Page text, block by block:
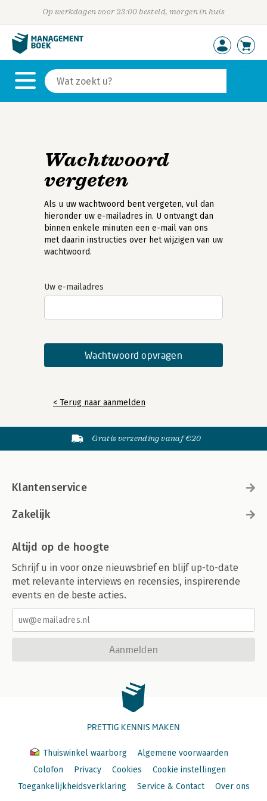
Op werkdagen voor 23:00 besteld, morgen in huis
Wachtwoord
vergeten
Als u uw wachtwoord bent vergeten, vul dan
hieronder uw e-mailadres in. U ontvangt dan
binnen enkele minuten een e-mail van ons
met daarin instructies over het wijzigen van uw
wachtwoord.
Uw e-mailadres
< Terug naar aanmelden
Gratis verzending vanaf €20
Klantenservice
Zakelijk
Altijd op de hoogte
Schrijf u in voor onze nieuwsbrief en blijf up-to-date
met relevante interviews en recensies, inspirerende
events en de beste acties.
Aanmelden
PRETTIG KENNIS MAKEN
Thuiswinkel waarborg
Algemene voorwaarden
Colofon
Privacy Cookies
Cookie instellingen
Toegankelijkheidsverklaring
Service & Contact Over ons